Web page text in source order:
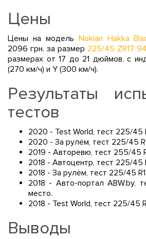
Цены
Цены на модель Nokian Hakka
2096 грн. за размер 225/45 ZR17
размерах от 17 до 21 дюймов, с
(270 км/ч) и Y (300 км/ч).
Результаты
тестов
2020 - Test World, тест 225/45
2020 - За рулём, тест 225/45
2019 - Авторевю, тест 255/45
2018 - Автоцентр, тест 225/45
2018 - За рулём, тест 225/45
2018 - Авто-портал ABW.by,
место.
2018 - Test World, тест 225/45
Выводы